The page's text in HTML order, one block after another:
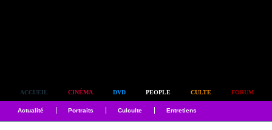
ACCUEIL CINÉMA DVD PEOPLE CULTE FORUM
Actualité Portraits Culculte Entretiens